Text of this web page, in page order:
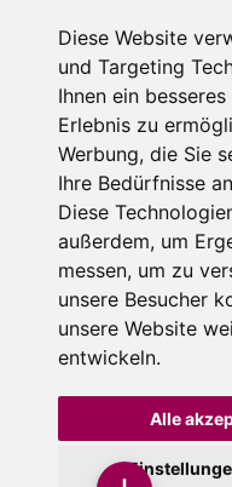
Diese Website
und Targeting
Ihnen ein
Erlebnis zu
Werbung, die Sie
Ihre Bedürfnisse
Diese
außerdem, um
messen, um zu
unsere Besucher
unsere Website
entwickeln.
Alle
Teppich in Ihrem
60cm. Vor allem in
Oberfläche ein sehr
Fletco Fluffy und Fletco
* Alle Preise inkl. gesetzl.
ab 500 Euro in
Produktpräsentation und
Farbunterschiede der